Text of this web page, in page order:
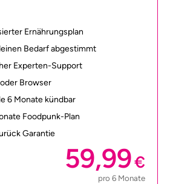
Ernährungsplan
Bedarf abgestimmt
Experten-Support
Browser
6 Monate kündbar
Foodpunk-Plan
Garantie
59,99€
pro 6 Monate